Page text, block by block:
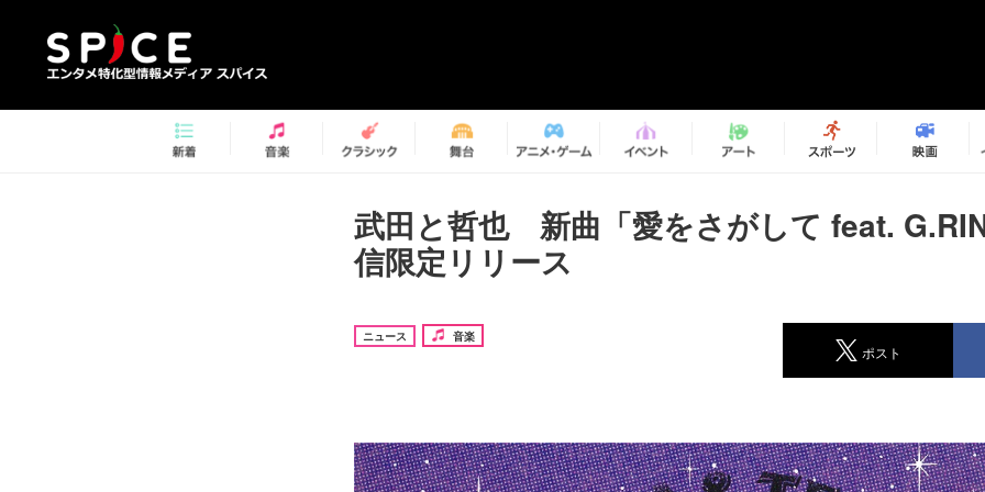
武田と哲也 新曲「愛をさがして feat.
信限定リリース
ニュース 音楽
ポスト